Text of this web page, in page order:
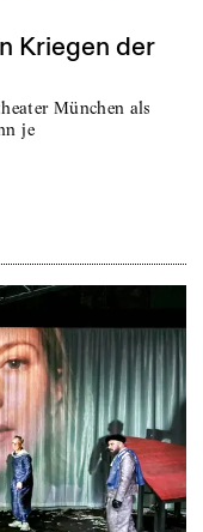
Kriegen der
München als
je